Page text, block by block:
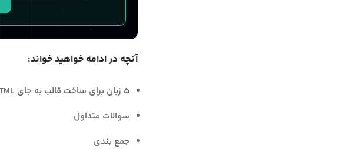
آنچه در ادامه خواهید خواند:
۵ زبان برای ساخت قالب به جای HTML
سوالات متداول
جمع بندی